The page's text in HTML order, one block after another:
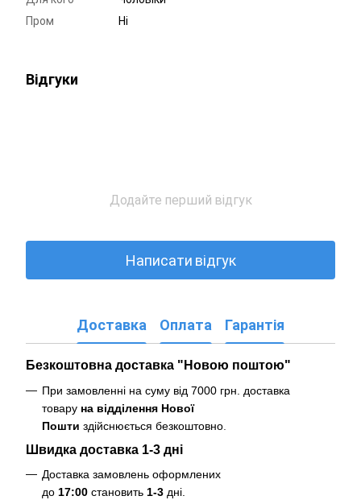
Пром
Ні
Відгуки
Додайте перший відгук
Написати відгук
Доставка Оплата Гарантія
Безкоштовна доставка "Новою поштою"
При замовленні на суму від 7000 грн. доставка
товару на відділення Нової
Пошти здійснюється безкоштовно
Швидка доставка 1-3 дні
Доставка замовлень оформлених
до 17:00 становить 1-3 дні.